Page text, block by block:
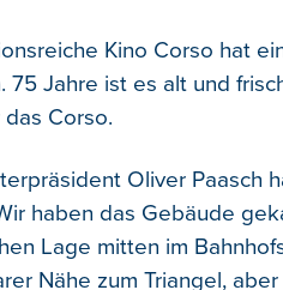
Kino Corso hat
75 Jahre ist es alt und
Corso.
Oliver Paasch
haben das Gebäude
Lage mitten im
Nähe zum Triangel,